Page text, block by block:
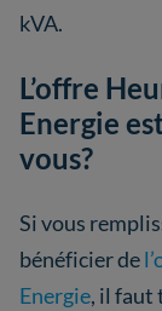
kVA.
L’offre
Energie
vous?
Si vous
bénéficier de
Energie, il faut